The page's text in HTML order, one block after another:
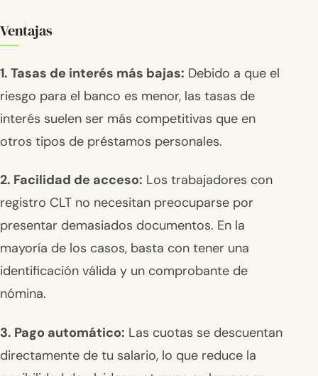
Ventajas
1. Tasas de interés más bajas: Debido a que el
riesgo para el banco es menor, las tasas de
interés suelen ser más competitivas que en
otros tipos de préstamos personales.
2. Facilidad de acceso: Los trabajadores con
registro CLT no necesitan preocuparse por
presentar demasiados documentos. En la
mayoría de los casos, basta con tener una
identificación válida y un comprobante de
nómina.
3. Pago automático: Las cuotas se descuentan
directamente de tu salario, lo que reduce la